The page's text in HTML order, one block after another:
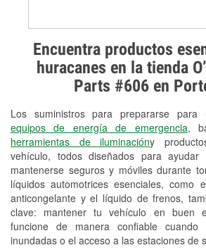
Encuentra productos
huracanes en la tienda
Parts #606 en
Los suministros para prepararse para
equipos de energía de emergencia,
herramientas de iluminacióny
vehículo, todos diseñados para
mantenerse seguros y móviles durante
líquidos automotrices esenciales, como
anticongelante y el líquido de frenos,
clave: mantener tu vehículo en buen
funcione de manera confiable cuando
inundadas o el acceso a las estaciones de
Prueba de alternadores y
arrancadores
Revisión de la luz "Check
Reciclaje de baterías y
Instalación de bombillas
Instalación de
Programa de Préstamo de
Herramientas
Rectificación de tambores